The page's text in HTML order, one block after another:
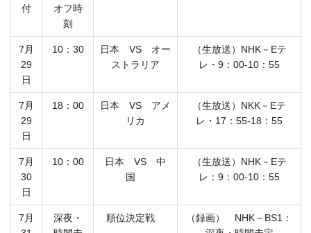
付
オフ時
刻
7月
29
日
10：30
日本 VS オー
ストラリア
（生放送）NHK－Eテ
レ・9：00-10：55
7月
29
日
18：00
日本 VS アメ
リカ
（生放送）NKK－Eテ
レ・17：55-18：55
7月
30
日
10：00
日本 VS 中
国
（生放送）NHK－Eテ
レ：9：00-10：55
7月
深夜・
順位決定戦
（録画） NHK－BS1：